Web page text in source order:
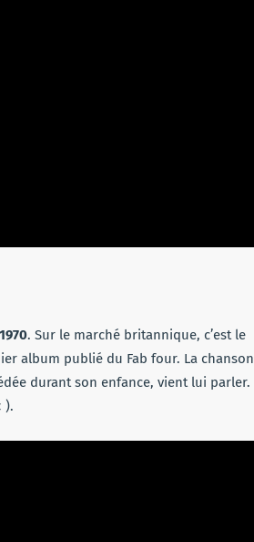
. Sur le marché britannique, c’est le
album publié du Fab four. La chanson
durant son enfance, vient lui parler.
).